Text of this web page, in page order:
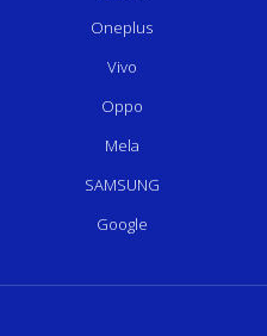
Oneplus
Vivo
Oppo
Mela
SAMSUNG
Google